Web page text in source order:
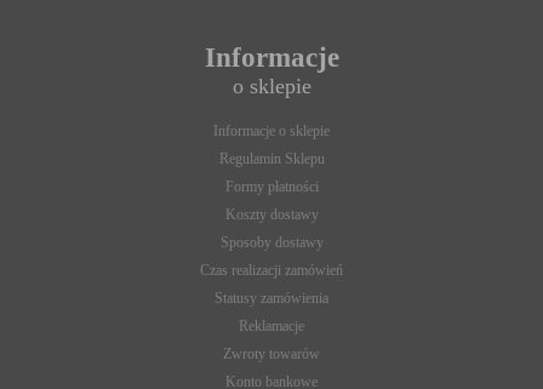
Informacje
o sklepie
Informacje o sklepie
Regulamin Sklepu
Formy płatności
Koszty dostawy
Sposoby dostawy
Czas realizacji zamówień
Statusy zamówienia
Reklamacje
Zwroty towarów
Konto bankowe